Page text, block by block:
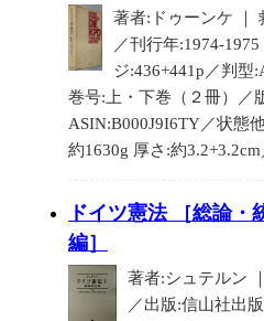
著者:ドゥーンケ ｜
／刊行年:1974-
ジ:436+441p／判型
巻号:上・下巻（２冊）／
ASIN:B000J9I6TY／状態
約1630g 厚さ:約3.2+3.2cm
ドイツ憲法 ［総論・
編］
著者:シュテルン
／出版:信山社出